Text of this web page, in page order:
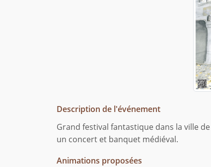
Description de l'événement
Grand festival fantastique dans la ville
un concert et banquet médiéval.
Animations proposées